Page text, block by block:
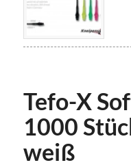
Tefo-X
1000
weiß